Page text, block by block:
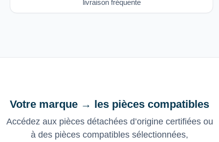
livraison fréquente
Votre marque → les pièces compatibles
Accédez aux pièces détachées d’origine certifiées ou
à des pièces compatibles sélectionnées,